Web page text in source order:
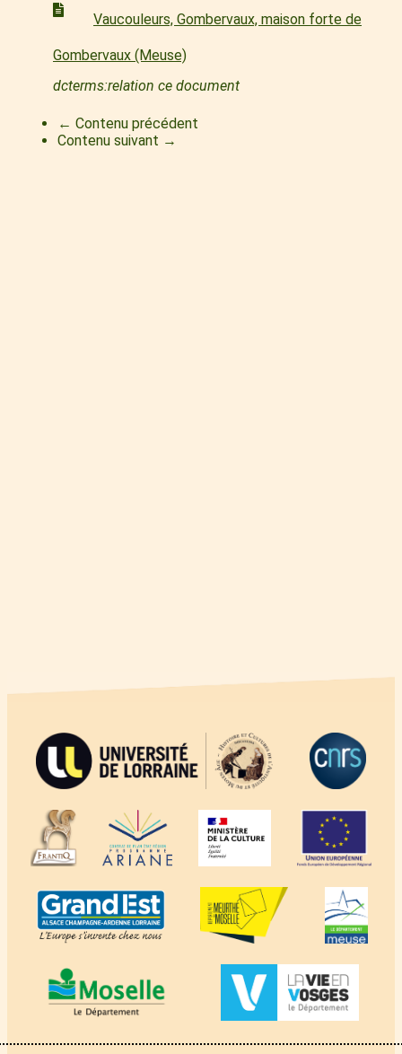
Vaucouleurs, Gombervaux, maison forte de
Gombervaux (Meuse)
dcterms:relation ce document
← Contenu précédent
Contenu suivant →